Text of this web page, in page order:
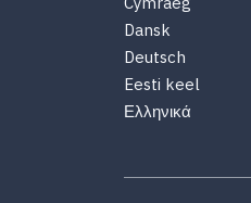
Dansk
Deutsch
Eesti keel
Ελληνικά